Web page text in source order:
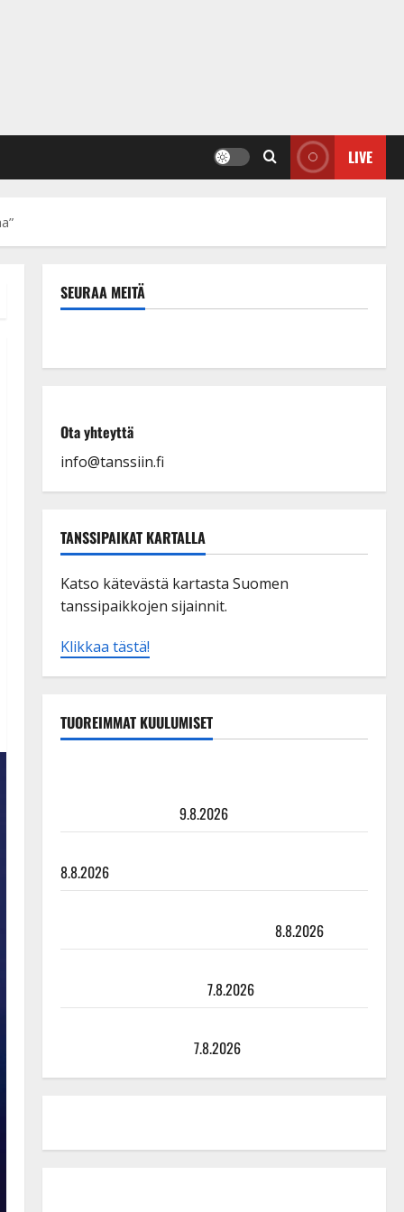
LIVE
SEURAA MEITÄ
Ota yhteyttä
info@tanssiin.fi
TANSSIPAIKAT KARTALLA
Katso kätevästä kartasta Suomen
tanssipaikkojen sijainnit.
Klikkaa tästä!
TUOREIMMAT KUULUMISET
9.8.2026
8.8.2026
8.8.2026
7.8.2026
7.8.2026